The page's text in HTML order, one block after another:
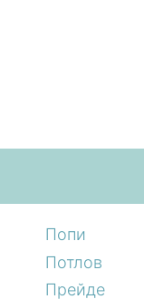
Попи
Потлов
Прейде